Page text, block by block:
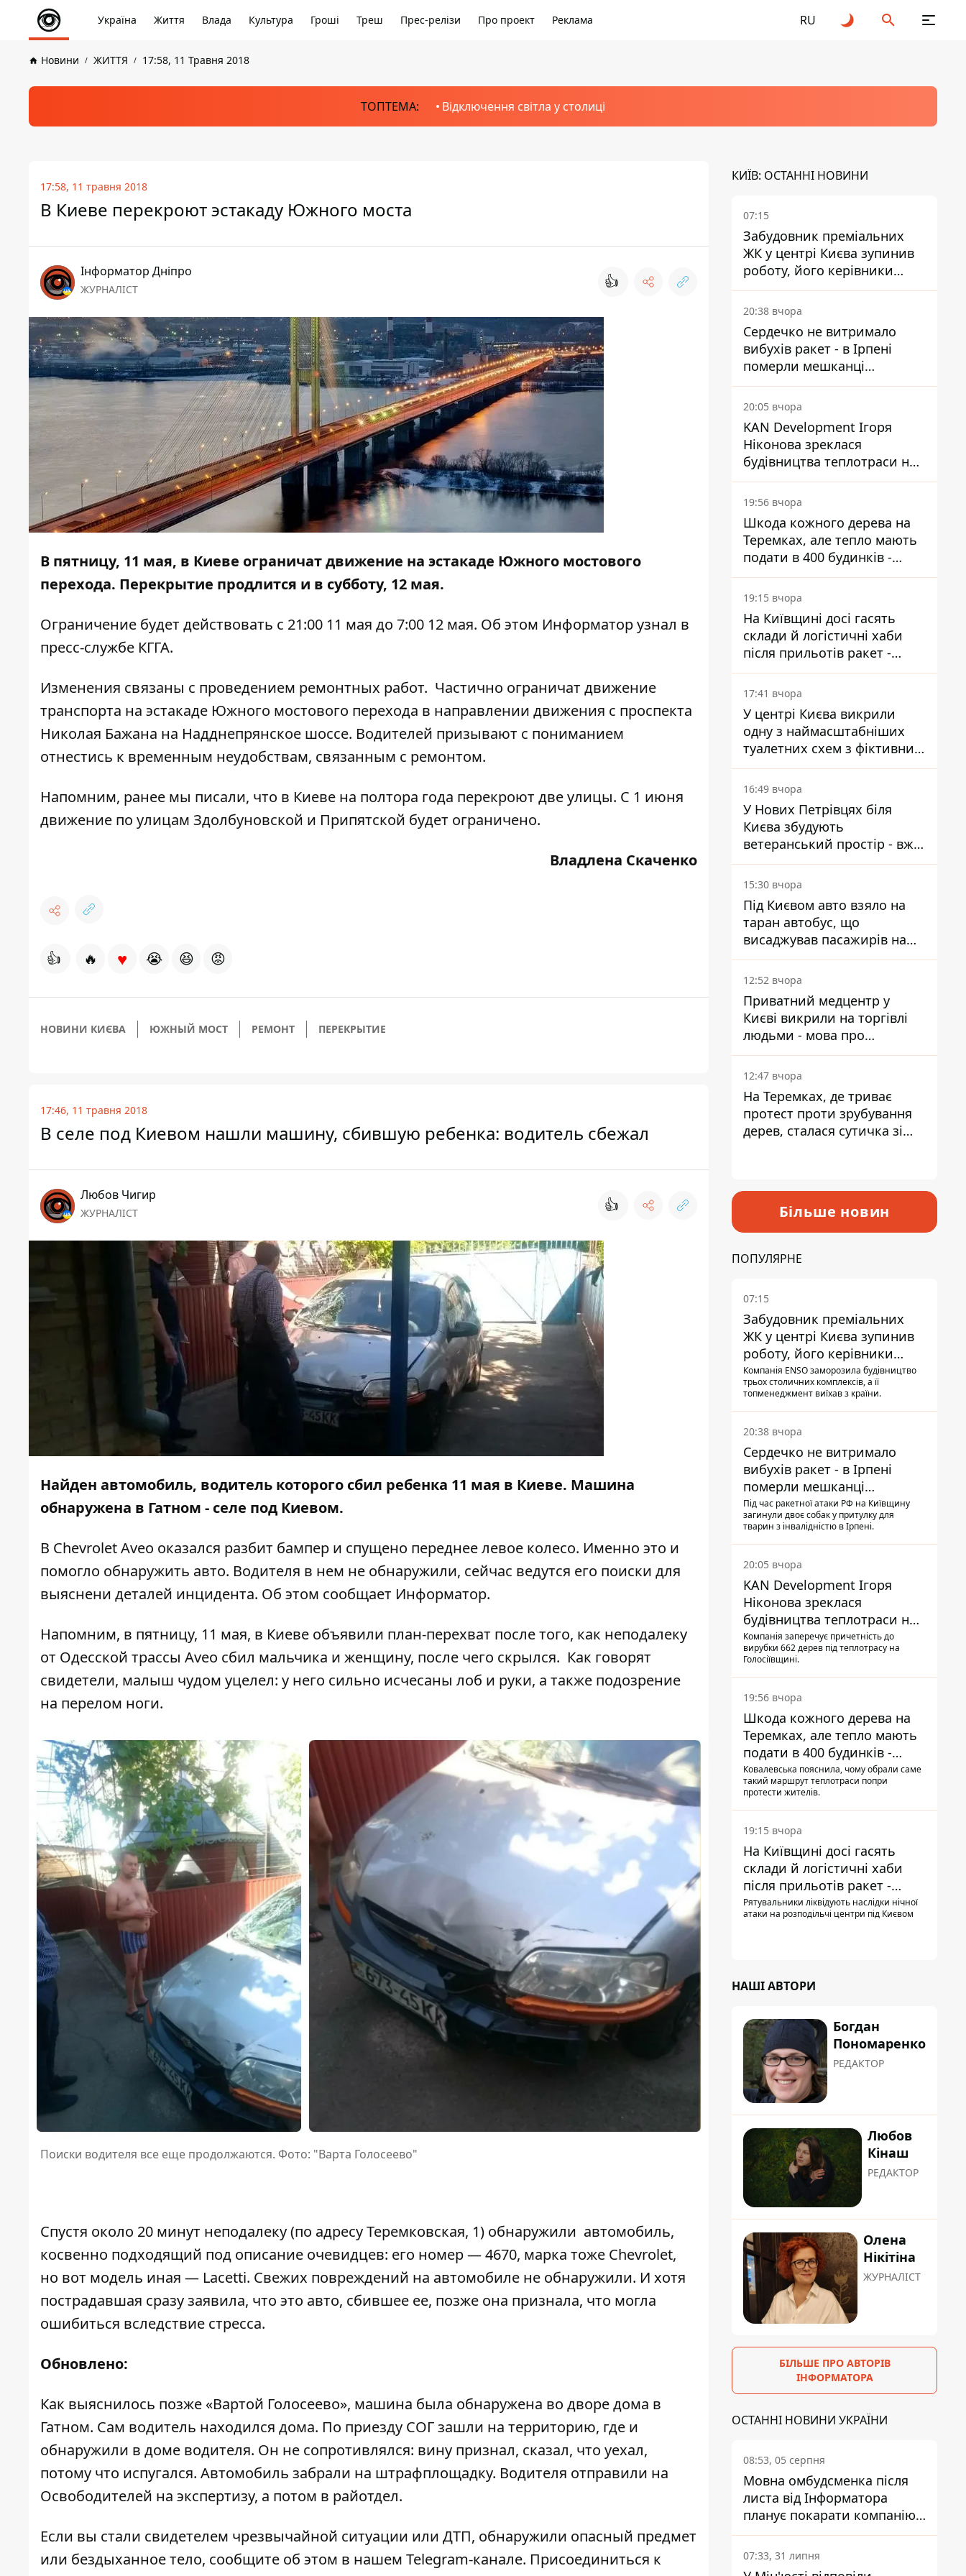
Україна Життя Влада Культура Гроші Треш Прес-релізи Про проект Реклама RU
Новини ЖИТТЯ 17:58, 11 Травня 2018
ТОПТЕМА: Відключення світла у столиці
17:58, 11 травня 2018
В Киеве перекроют эстакаду Южного моста
Інформатор Дніпро
ЖУРНАЛІСТ 👍
В пятницу, 11 мая, в Киеве ограничат движение на эстакаде Южного мостового
перехода. Перекрытие продлится и в субботу, 12 мая.
Ограничение будет действовать с 21:00 11 мая до 7:00 12 мая. Об этом Информаторузнал в
пресс-службе КГГА.
Изменения связаны с проведением ремонтных работ. Частично ограничат движение
транспорта на эстакаде Южного мостового перехода в направлении движения с проспекта
Николая Бажана на Надднепрянское шоссе. Водителей призывают с пониманием
отнестись к временным неудобствам, связанным с ремонтом.
Напомним, ранее мы писали, что в Киеве на полтора года перекроют две улицы. С 1 июня
движение по улицам Здолбуновской и Припятской будет ограничено.
Владлена Скаченко
👍 🔥 ♥ 😭 😆 😡
НОВИНИ КИЄВА ЮЖНЫЙ МОСТ РЕМОНТ ПЕРЕКРЫТИЕ
17:46, 11 травня 2018
В селе под Киевом нашли машину, сбившую ребенка: водитель сбежал
Любов Чигир
ЖУРНАЛІСТ 👍
Найден автомобиль, водитель которого сбил ребенка 11 мая в Киеве. Машина
обнаружена в Гатном - селе под Киевом.
В Chevrolet Aveo оказался разбит бампер и спущено переднее левое колесо. Именно это и
помогло обнаружить авто. Водителя в нем не обнаружили, сейчас ведутся его поиски для
выяснени деталей инцидента. Об этом сообщает Информатор.
Напомним, в пятницу, 11 мая, в Киеве объявили план-перехват после того, как неподалеку
от Одесской трассы Aveo сбил мальчика и женщину, после чего скрылся. Как говорят
свидетели, малыш чудом уцелел: у него сильно исчесаны лоб и руки, а также подозрение
на перелом ноги.
Поиски водителя все еще продолжаются. Фото: "Варта Голосеево"
Спустя около 20 минут неподалеку (по адресу Теремковская, 1) обнаружили автомобиль,
косвенно подходящий под описание очевидцев: его номер — 4670, марка тоже Chevrolet,
но вот модель иная — Lacetti. Свежих повреждений на автомобиле не обнаружили. И хотя
пострадавшая сразу заявила, что это авто, сбившее ее, позже она признала, что могла
ошибиться вследствие стресса.
Обновлено:
Как выяснилось позже «Вартой Голосеево», машина была обнаружена во дворе дома в
Гатном. Сам водитель находился дома. По приезду СОГ зашли на территорию, где и
обнаружили в доме водителя. Он не сопротивлялся: вину признал, сказал, что уехал,
потому что испугался. Автомобиль забрали на штрафплощадку. Водителя отправили на
Освободителей на экспертизу, а потом в райотдел.
Если вы стали свидетелем чрезвычайной ситуации или ДТП, обнаружили опасный предмет
или бездыханное тело, сообщите об этом в нашем Telegram-канале. Присоединиться к
КИЇВ: ОСТАННІ НОВИНИ
07:15
Забудовник преміальних
ЖК у центрі Києва зупинив
роботу, його керівники
втекли з України - Bihus.info
20:38 вчора
Сердечко не витримало
вибухів ракет - в Ірпені
померли мешканці
притулку для собак з
інвалідністю
20:05 вчора
KAN Development Ігоря
Ніконова зреклася
будівництва теплотраси на
Теремках
19:56 вчора
Шкода кожного дерева на
Теремках, але тепло мають
подати в 400 будинків -
депутатка Київради
19:15 вчора
На Київщині досі гасять
склади й логістичні хаби
після прильотів ракет -
ДСНС
17:41 вчора
У центрі Києва викрили
одну з наймасштабніших
туалетних схем з фіктивним
будинком
16:49 вчора
У Нових Петрівцях біля
Києва збудують
ветеранський простір - вже
знайшли проєктанта
15:30 вчора
Під Києвом авто взяло на
таран автобус, що
висаджував пасажирів на
зупинці - пасажирка в
лікарні
12:52 вчора
Приватний медцентр у
Києві викрили на торгівлі
людьми - мова про
сурогатне материнство
12:47 вчора
На Теремках, де триває
протест проти зрубування
дерев, сталася сутичка зі
Більше новин
ПОПУЛЯРНЕ
07:15
Забудовник преміальних
ЖК у центрі Києва зупинив
роботу, його керівники
втекли з України - Bihus.info
Компанія ENSO заморозила будівництво
трьох столичних комплексів, а її
топменеджмент виїхав з країни.
20:38 вчора
Сердечко не витримало
вибухів ракет - в Ірпені
померли мешканці
притулку для собак з
інвалідністю
Під час ракетної атаки РФ на Київщину
загинули двоє собак у притулку для
тварин з інвалідністю в Ірпені.
20:05 вчора
KAN Development Ігоря
Ніконова зреклася
будівництва теплотраси на
Теремках
Компанія заперечує причетність до
вирубки 662 дерев під теплотрасу на
Голосіївщині.
19:56 вчора
Шкода кожного дерева на
Теремках, але тепло мають
подати в 400 будинків -
депутатка Київради
Ковалевська пояснила, чому обрали саме
такий маршрут теплотраси попри
протести жителів.
19:15 вчора
На Київщині досі гасять
склади й логістичні хаби
після прильотів ракет -
ДСНС
Рятувальники ліквідують наслідки нічної
атаки на розподільчі центри під Києвом
НАШІ АВТОРИ
Богдан
Пономаренко
РЕДАКТОР
Любов
Кінаш
РЕДАКТОР
Олена
Нікітіна
ЖУРНАЛІСТ
БІЛЬШЕ ПРО АВТОРІВ
ІНФОРМАТОРА
ОСТАННІ НОВИНИ УКРАЇНИ
08:53, 05 серпня
Мовна омбудсменка після
листа від Інформатора
планує покарати компанію-
підрядника ПриватБанку
07:33, 31 липня